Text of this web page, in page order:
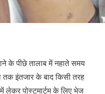
के पीछे तालाब में नहाते समय
इंतजार के बाद किसी तरह
पोस्टमार्टम के लिए भेज